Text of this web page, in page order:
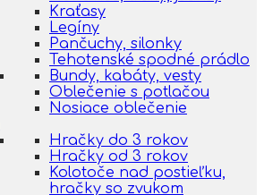
Kraťasy
Legíny
Pančuchy, silonky
Tehotenské spodné prádlo
Bundy, kabáty, vesty
Oblečenie s potlačou
Nosiace oblečenie
Hračky do 3 rokov
Hračky od 3 rokov
Kolotoče nad postieľku,
hračky so zvukom